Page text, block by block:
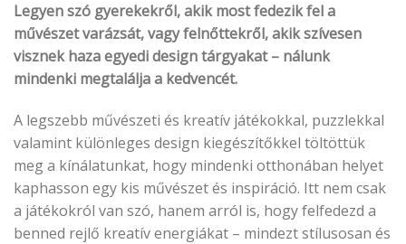
Legyen szó gyerekekről, akik most fedezik fel a
művészet varázsát, vagy felnőttekről, akik szívesen
visznek haza egyedi design tárgyakat – nálunk
mindenki megtalálja a kedvencét.
A legszebb művészeti és kreatív játékokkal, puzzlekkal
valamint különleges design kiegészítőkkel töltöttük
meg a kínálatunkat, hogy mindenki otthonában helyet
kaphasson egy kis művészet és inspiráció. Itt nem csak
a játékokról van szó, hanem arról is, hogy felfedezd a
benned rejlő kreatív energiákat – mindezt stílusosan és